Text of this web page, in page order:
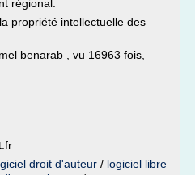
régional.
propriété intellectuelle des
benarab , vu 16963 fois,
droit d'auteur / logiciel libre